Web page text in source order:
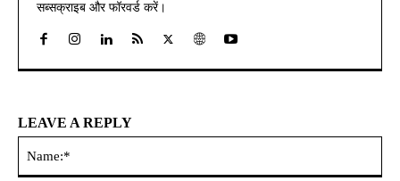
सब्सक्राइब और फॉरवर्ड करें।
LEAVE A REPLY